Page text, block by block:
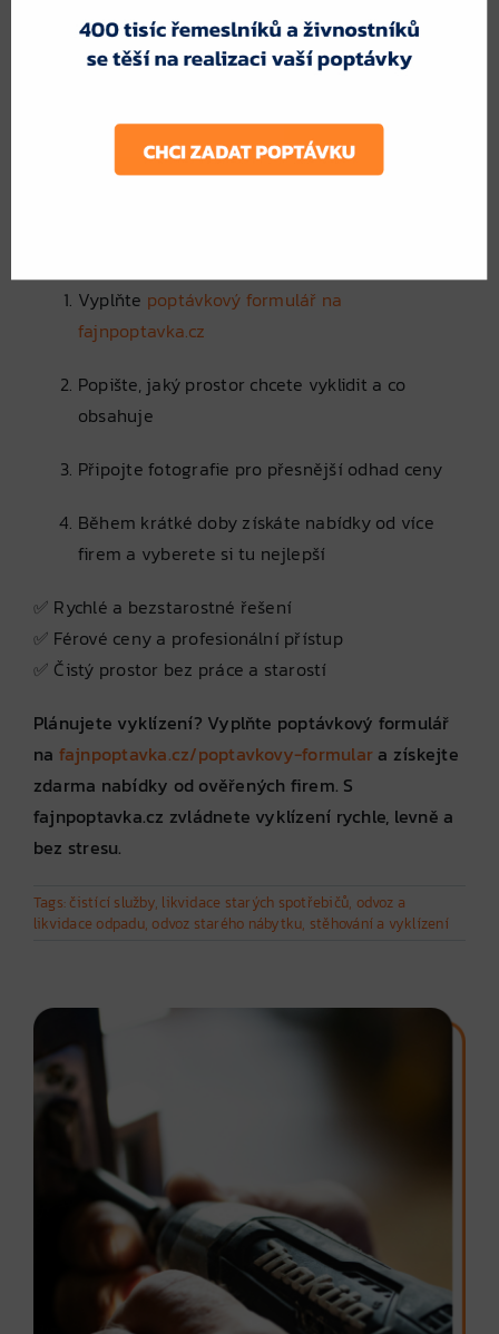
možnost vybrat si nejvýhodnější řešení
úsporu času – jednou poptávkou oslovíte více
Jak jednoduše poptat
Vyplňte poptávkový formulář na
fajnpoptavka.cz
Popište, jaký prostor chcete vyklidit a co
obsahuje
Připojte fotografie pro přesnější odhad ceny
Během krátké doby získáte nabídky od více
firem a vyberete si tu nejlepší
✅ Rychlé a bezstarostné řešení
✅ Férové ceny a profesionální přístup
✅ Čistý prostor bez práce a starostí
Plánujete vyklízení? Vyplňte poptávkový formulář
na fajnpoptavka.cz/poptavkovy-formular a získejte
zdarma nabídky od ověřených firem. S
fajnpoptavka.cz zvládnete vyklízení rychle, levně a
bez stresu.
Tags: čistící služby, likvidace starých spotřebičů, odvoz a
likvidace odpadu, odvoz starého nábytku, stěhování a vyklízení